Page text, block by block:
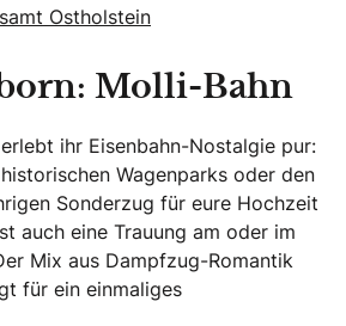
Ostholstein
Molli-Bahn
ihr Eisenbahn-Nostalgie pur:
Wagenparks oder den
Sonderzug für eure Hochzeit
auch eine Trauung am oder im
Mix aus Dampfzug-Romantik
für ein einmaliges